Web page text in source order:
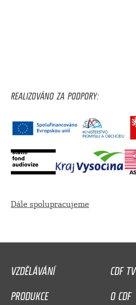
REALIZOVÁNO ZA PODPORY:
Dále spolupracujeme
VZDĚLÁVÁNÍ
CDF TV
PRODUKCE
O CDF